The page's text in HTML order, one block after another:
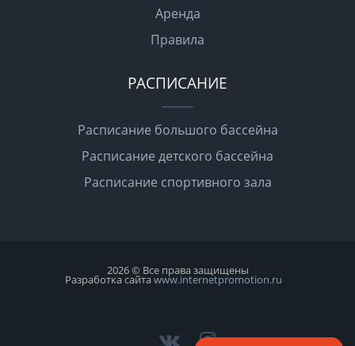
Аренда
Правила
РАСПИСАНИЕ
Расписание большого бассейна
Расписание детского бассейна
Расписание спортивного зала
2026 © Все права защищены
Разработка сайтаwww.internetpromotion.ru